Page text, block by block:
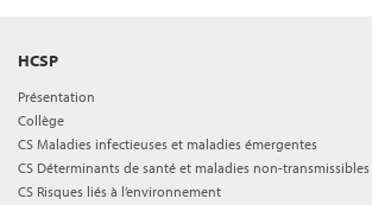
HCSP
Présentation
Collège
CS Maladies infectieuses et maladies émergentes
CS Déterminants de santé et maladies non-transmissibles
CS Risques liés à l’environnement